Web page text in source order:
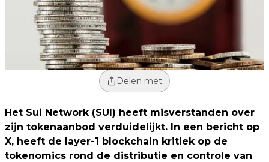
Delen met
Het Sui Network (SUI) heeft misverstanden over
zijn tokenaanbod verduidelijkt. In een bericht op
X, heeft de layer-1 blockchain kritiek op de
tokenomics rond de distributie en controle van